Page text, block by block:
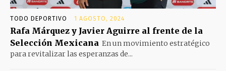
TODO DEPORTIVO 1 AGOSTO, 2024
Rafa Márquez y Javier Aguirre al frente de la
Selección Mexicana En un movimiento estratégico
para revitalizar las esperanzas de...